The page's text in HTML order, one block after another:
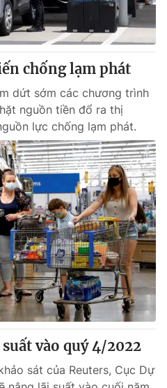
chống lạm phát
dứt sớm các chương trình
nguồn tiền đổ ra thị
lực chống lạm phát.
vào quý 4/2022
sát của Reuters, Cục Dự